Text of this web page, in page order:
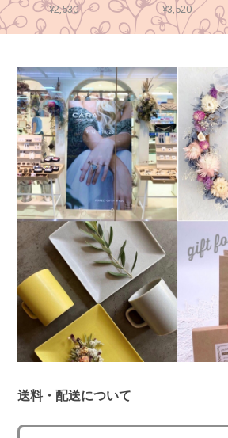
¥2,530
¥3,520
送料・配送について